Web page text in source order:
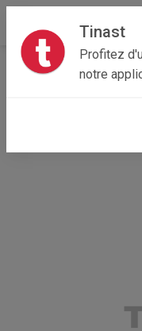
Tinast
Profitez
notre
Accueil
Vêtements
59€ VICTORINOX